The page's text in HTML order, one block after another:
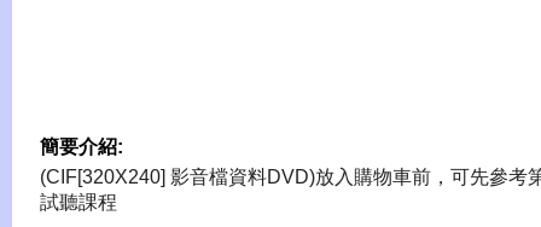
簡要介紹:
(CIF[320X240] 影音檔資料DVD)放入購物車前，可先參考
試聽課程